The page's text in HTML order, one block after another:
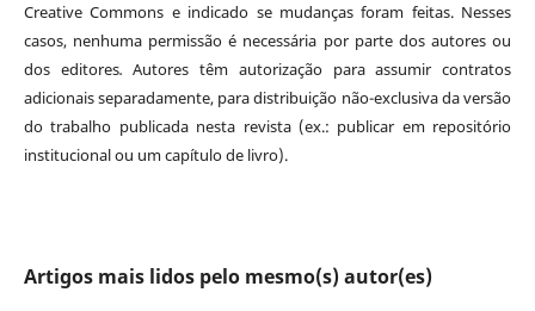
Creative Commons e indicado se mudanças foram feitas. Nesses
casos, nenhuma permissão é necessária por parte dos autores ou
dos editores.Autores têm autorização para assumir contratos
adicionais separadamente, para distribuição não-exclusiva da versão
do trabalho publicada nesta revista (ex.: publicar em repositório
institucional ou um capítulo de livro).
Artigos mais lidos pelo mesmo(s) autor(es)